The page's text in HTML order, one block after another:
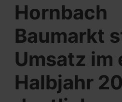
Hornbach
Baumarkt
Umsatz im
Halbjahr